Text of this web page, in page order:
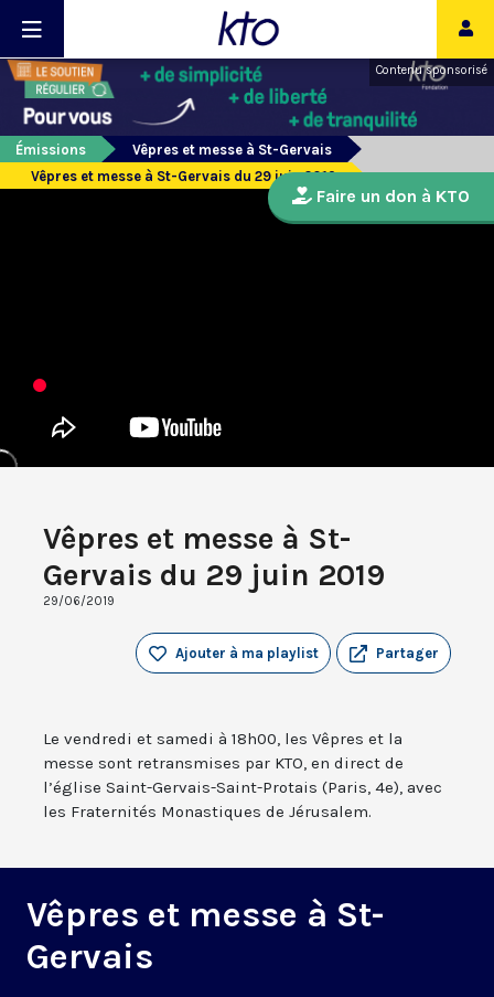
Contenu sponsorisé
Émissions
Vêpres et messe à St-Gervais
Vêpres et messe à St-Gervais du 29 juin 2019
Vêpres et messe à St-
Gervais du 29 juin 2019
29/06/2019
Partager
Ajouter à ma playlist
Le vendredi et samedi à 18h00, les Vêpres et la
messe sont retransmises par KTO, en direct de
l’église Saint-Gervais-Saint-Protais (Paris, 4e), avec
les Fraternités Monastiques de Jérusalem.
Vêpres et messe à St-
Gervais
Faire un don à KTO